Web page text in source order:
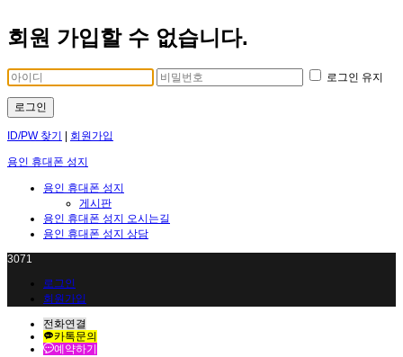
회원 가입할 수 없습니다.
로그인 유지
로그인
ID/PW 찾기 회원가입
용인 휴대폰 성지
용인 휴대폰 성지
게시판
용인 휴대폰 성지 오시는길
용인 휴대폰 성지 상담
3071
로그인
회원가입
전화연결
카톡문의
예약하기